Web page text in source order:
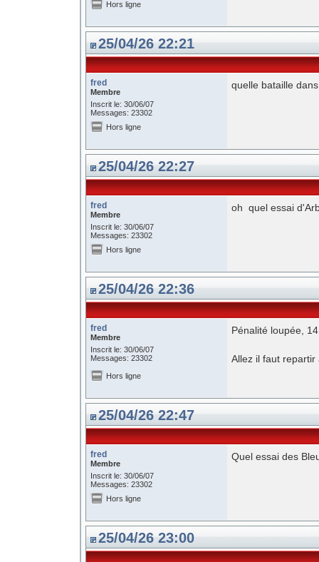
Hors ligne
25/04/26 22:21
fred
Membre
Inscrit le: 30/06/07
Messages: 23302
quelle bataille
Hors ligne
25/04/26 22:27
fred
Membre
Inscrit le: 30/06/07
Messages: 23302
oh quel essai
Hors ligne
25/04/26 22:36
fred
Membre
Inscrit le: 30/06/07
Messages: 23302
Pénalité loupée,
Allez il faut
Hors ligne
25/04/26 22:47
fred
Membre
Inscrit le: 30/06/07
Messages: 23302
Quel essai des
Hors ligne
25/04/26 23:00